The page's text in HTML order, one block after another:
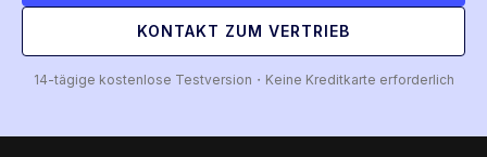
KONTAKT ZUM VERTRIEB
14-tägige kostenlose Testversion・Keine Kreditkarte erforderlich